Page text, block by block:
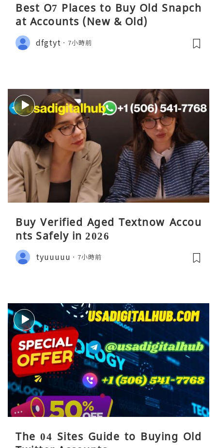
Best O7 Places to Buy Old Snapch
at Accounts (New & Old)
dfgtyt 7小時前
Buy Verified Aged Textnow Accou
nts Safely in 2026
tyuuuuu 7小時前
The 04 Sites Guide to Buying Old